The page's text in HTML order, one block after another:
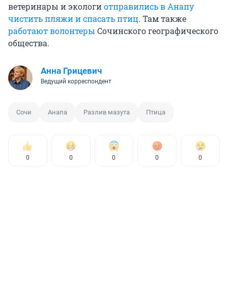
ветеринары и экологиотправились в Анапу
чистить пляжи и спасать птиц. Там также
работают волонтеры Сочинского географического
общества.
Анна Грицевич
Ведущий корреспондент
Сочи Анапа Разлив мазута Птица
0 0 0 0 0